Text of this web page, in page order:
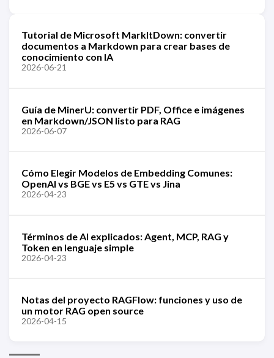
Tutorial de Microsoft MarkItDown: convertir
documentos a Markdown para crear bases de
conocimiento con IA
2026-06-21
Guía de MinerU: convertir PDF, Office e imágenes
en Markdown/JSON listo para RAG
2026-06-07
Cómo Elegir Modelos de Embedding Comunes:
OpenAI vs BGE vs E5 vs GTE vs Jina
2026-04-23
Términos de AI explicados: Agent, MCP, RAG y
Token en lenguaje simple
2026-04-23
Notas del proyecto RAGFlow: funciones y uso de
un motor RAG open source
2026-04-15